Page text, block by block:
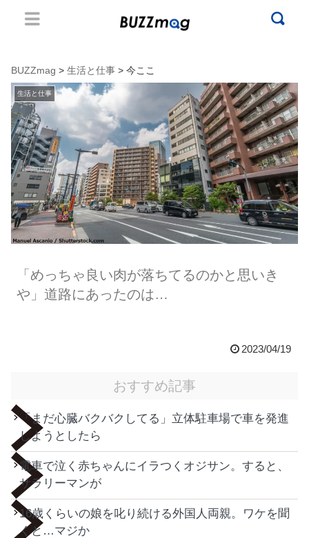
BUZZmag > 生活と仕事 > 今ここ
生活と仕事
「めっちゃ良い肉が落ちてるのかと思いき
や」道路にあったのは…
2023/04/19
おすすめ記事
「まだ心臓バクバクしてる」立体駐車場で車を発進
しようとしたら
電車で泣く赤ちゃんにイラつくオジサン。すると、
サラリーマンが
16歳くらいの娘を叱り続ける外国人両親。ワケを聞
くと…マジか